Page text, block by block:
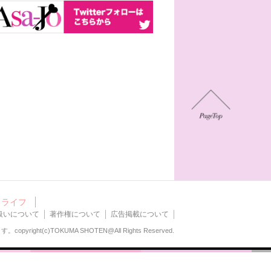
ライフ
いについて 著作権について 広告掲載について
。 copyright(c)TOKUMA SHOTEN@All Rights Reserved.